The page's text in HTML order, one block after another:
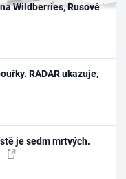
Wildberries, Rusové
RADAR ukazuje,
je sedm mrtvých.